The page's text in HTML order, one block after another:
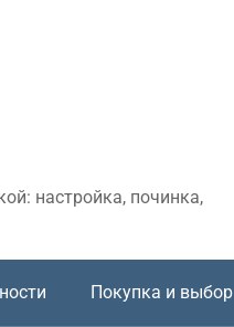
настройка, починка,
Покупка и выбор